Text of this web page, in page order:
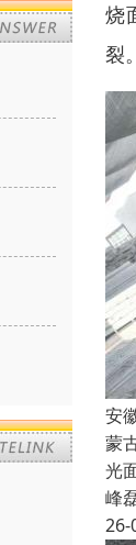
烧
裂
安
蒙
光
峰
26-